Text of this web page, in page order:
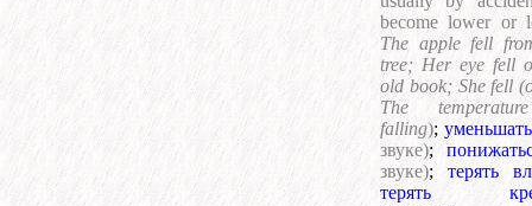
become lower or
The apple fell
tree; Her eye fell
old book; She fell
The
falling);
звуке);
звуке); терять
терять